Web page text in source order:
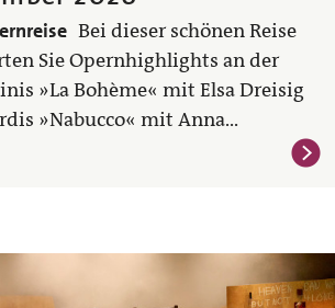
Bei dieser schönen Reise
Sie Opernhighlights an der
»La Bohème« mit Elsa Dreisig
»Nabucco« mit Anna...